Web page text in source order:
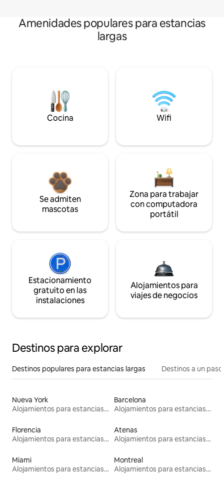
Amenidades populares para estancias
largas
Cocina Wifi
Se admiten
mascotas
Zona para trabajar
con computadora
portátil
Estacionamiento
gratuito en las
instalaciones
Alojamientos para
viajes de negocios
Destinos para explorar
Destinos populares para estancias largas Destinos a un
Nueva York
Alojamientos para estancias largas
Barcelona
Alojamientos para estancias largas
Florencia
Alojamientos para estancias largas
Atenas
Alojamientos para estancias largas
Miami
Alojamientos para estancias largas
Montreal
Alojamientos para estancias largas